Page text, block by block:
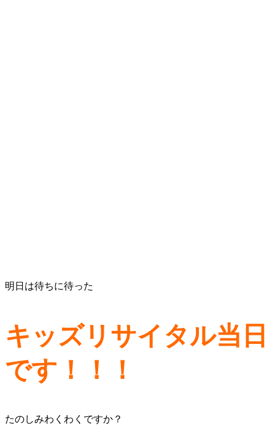
明日は待ちに待った
キッズリサイタル当日
です！！！
たのしみわくわくですか？